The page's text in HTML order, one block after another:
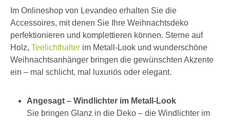
Im Onlineshop von Levandeo erhalten Sie die
Accessoires, mit denen Sie Ihre Weihnachtsdeko
perfektionieren und komplettieren können. Sterne auf
Holz, Teelichthalter im Metall-Look und wunderschöne
Weihnachtsanhänger bringen die gewünschten Akzente
ein – mal schlicht, mal luxuriös oder elegant.
Angesagt – Windlichter im Metall-Look
Sie bringen Glanz in die Deko – die Windlichter im